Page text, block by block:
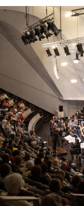
Norte
Sur
Santa Cruz |
Islas
SALAS Y AUDITORIOS
ESPACIOS
NOCHE
LOCALES CON
COMERCIO
GASTRO
FORMATIVO